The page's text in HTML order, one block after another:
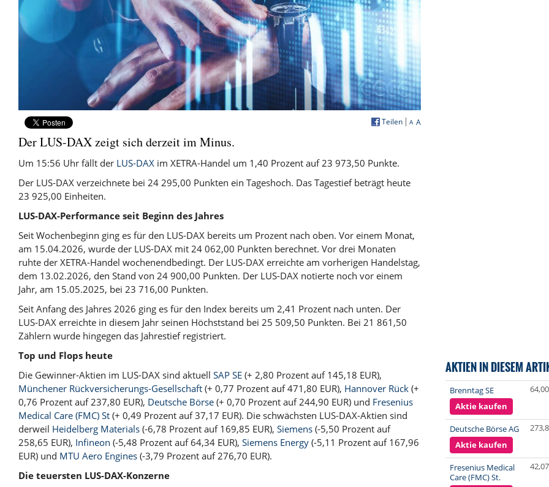
A
A
Teilen
Der LUS-DAX zeigt sich derzeit im Minus.
Um 15:56 Uhr fällt der LUS-DAX im XETRA-Handel um 1,40 Prozent auf 23 973,50 Punkte.
Der LUS-DAX verzeichnete bei 24 295,00 Punkten ein Tageshoch. Das Tagestief beträgt heute
23 925,00 Einheiten.
LUS-DAX-Performance seit Beginn des Jahres
Seit Wochenbeginn ging es für den LUS-DAX bereits um Prozent nach oben. Vor einem Monat,
am 15.04.2026, wurde der LUS-DAX mit 24 062,00 Punkten berechnet. Vor drei Monaten
ruhte der XETRA-Handel wochenendbedingt. Der LUS-DAX erreichte am vorherigen Handelstag,
dem 13.02.2026, den Stand von 24 900,00 Punkten. Der LUS-DAX notierte noch vor einem
Jahr, am 15.05.2025, bei 23 716,00 Punkten.
Seit Anfang des Jahres 2026 ging es für den Index bereits um 2,41 Prozent nach unten. Der
LUS-DAX erreichte in diesem Jahr seinen Höchststand bei 25 509,50 Punkten. Bei 21 861,50
Zählern wurde hingegen das Jahrestief registriert.
Top und Flops heute
Die Gewinner-Aktien im LUS-DAX sind aktuell SAP SE (+ 2,80 Prozent auf 145,18 EUR),
Münchener Rückversicherungs-Gesellschaft (+ 0,77 Prozent auf 471,80 EUR), Hannover Rück (+
0,76 Prozent auf 237,80 EUR), Deutsche Börse (+ 0,70 Prozent auf 244,90 EUR) und Fresenius
Medical Care (FMC) St (+ 0,49 Prozent auf 37,17 EUR). Die schwächsten LUS-DAX-Aktien sind
derweil Heidelberg Materials (-6,78 Prozent auf 169,85 EUR), Siemens (-5,50 Prozent auf
258,65 EUR), Infineon (-5,48 Prozent auf 64,34 EUR), Siemens Energy (-5,11 Prozent auf 167,96
EUR) und MTU Aero Engines (-3,79 Prozent auf 276,70 EUR).
Die teuersten LUS-DAX-Konzerne
AKTIEN IN DIESEM
Brenntag SE
Aktie kaufen
64,00
Deutsche Börse AG
Aktie kaufen
Fresenius Medical
Care (FMC) St.
42,07